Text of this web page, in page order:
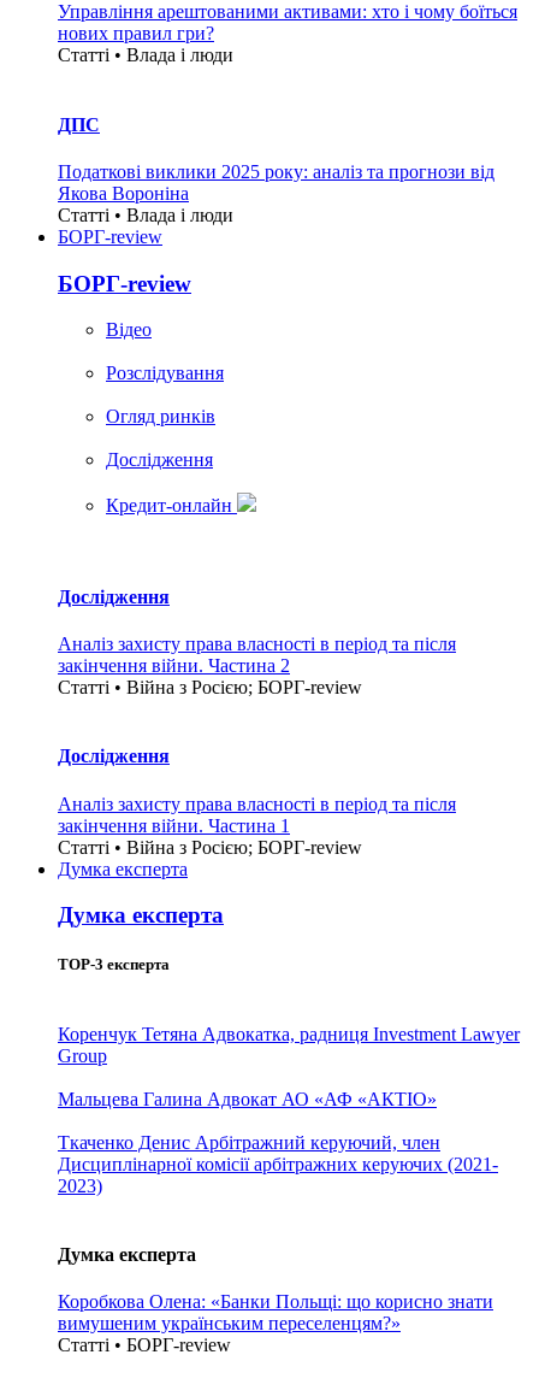
Управління арештованими активами: хто і чому боїться
нових правил гри?
Статті • Влада i люди
ДПС
Податкові виклики 2025 року: аналіз та прогнози від
Якова Вороніна
Статті • Влада i люди
БОРГ-review
БОРГ-review
Вiдео
Розслідування
Огляд ринків
Дослідження
Кредит-онлайн
Дослідження
Аналіз захисту права власності в період та після
закінчення війни. Частина 2
Статті • Війна з Росією; БОРГ-review
Дослідження
Аналіз захисту права власності в період та після
закінчення війни. Частина 1
Статті • Війна з Росією; БОРГ-review
Думка експерта
Думка експерта
TOP-3 експерта
Коренчук Тетяна Адвокатка, радниця Investment Lawyer
Group
Мальцева Галина Адвокат АО «АФ «АКТІО»
Ткаченко Денис Арбітражний керуючий, член
Дисциплінарної комісії арбітражних керуючих (2021-
2023)
Думка експерта
Коробкова Олена: «Банки Польщі: що корисно знати
вимушеним українським переселенцям?»
Статті • БОРГ-review